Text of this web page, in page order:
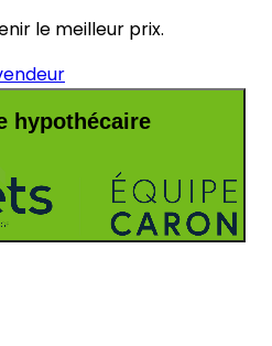
le meilleur prix.
hypothécaire